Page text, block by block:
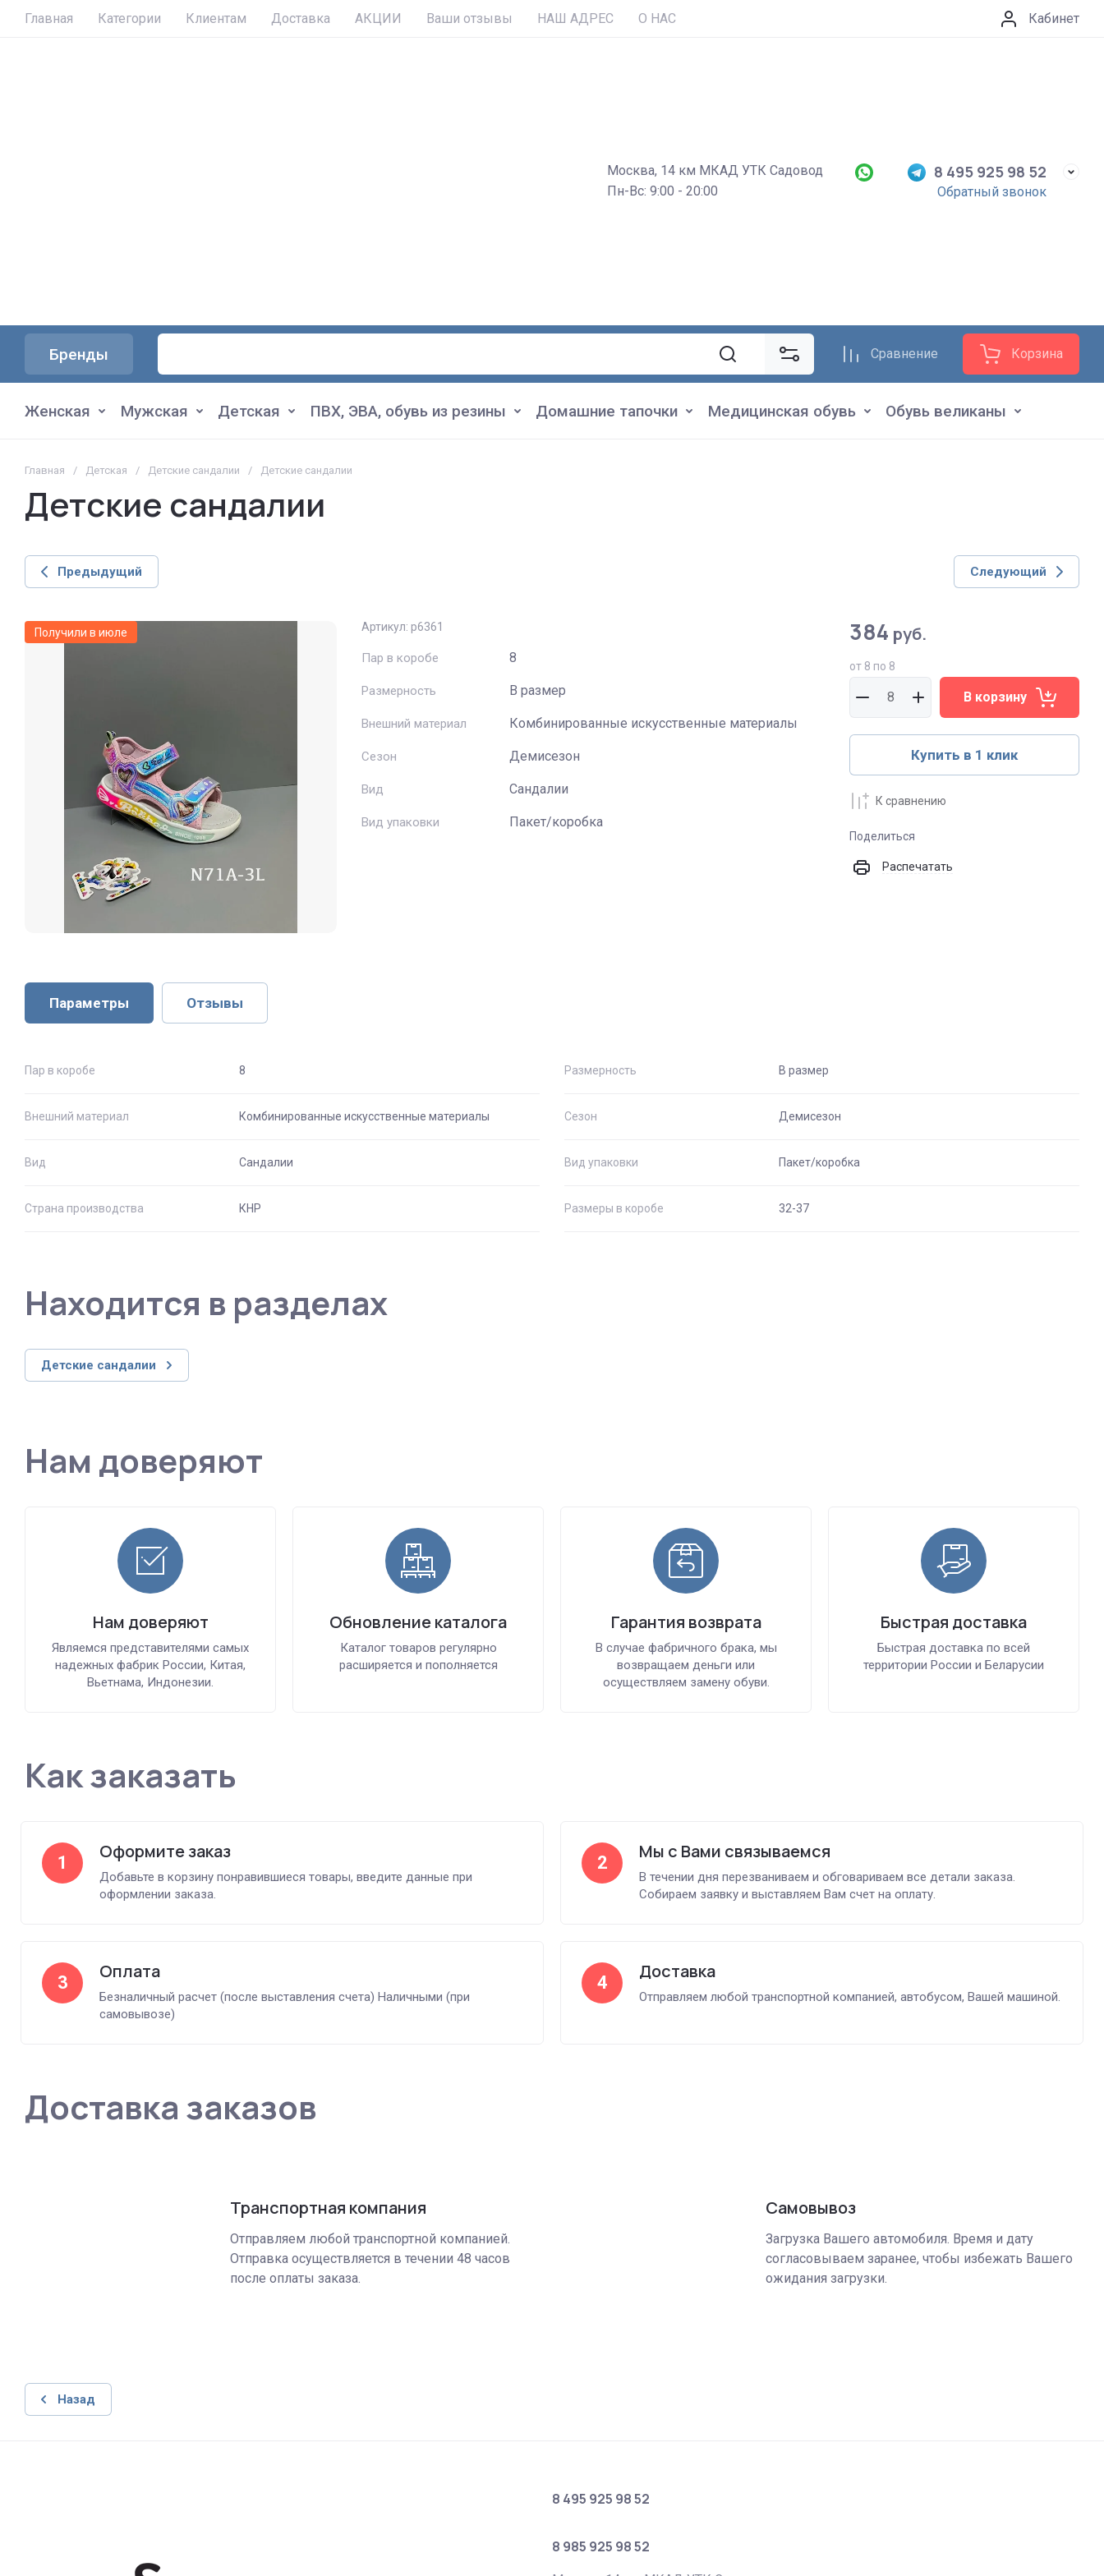
Главная Категории Клиентам Доставка АКЦИИ Ваши отзывы НАШ АДРЕС О НАС Кабинет
Москва, 14 км МКАД УТК Садовод
Пн-Вс: 9:00 - 20:00
8 495 925 98 52
Обратный звонок
Бренды Сравнение Корзина
Женская Мужская Детская ПВХ, ЭВА, обувь из резины Домашние тапочки Медицинская обувь Обувь великаны
Главная / Детская / Детские сандалии / Детские сандалии
Детские сандалии
Предыдущий Следующий
Получили в июле Артикул: р6361
Пар в коробе 8
Размерность В размер
Внешний материал Комбинированные искусственные материалы
Сезон Демисезон
Вид Сандалии
Вид упаковки Пакет/коробка
384 руб.
от 8 по 8
В корзину
Купить в 1 клик
К сравнению
Поделиться
Распечатать
Параметры Отзывы
Пар в коробе 8 Размерность В размер
Внешний материал Комбинированные искусственные материалы Сезон Демисезон
Вид Сандалии Вид упаковки Пакет/коробка
Страна производства КНР Размеры в коробе 32-37
Находится в разделах
Детские сандалии
Нам доверяют
Нам доверяют
Являемся представителями самых
надежных фабрик России, Китая,
Вьетнама, Индонезии.
Обновление каталога
Каталог товаров регулярно
расширяется и пополняется
Гарантия возврата
В случае фабричного брака, мы
возвращаем деньги или
осуществляем замену обуви.
Быстрая доставка
Быстрая доставка по всей
территории России и Беларусии
Как заказать
1
Оформите заказ
Добавьте в корзину понравившиеся товары, введите данные при
оформлении заказа.
2
Мы с Вами связываемся
В течении дня перезваниваем и обговариваем все детали заказа.
Собираем заявку и выставляем Вам счет на оплату.
3
Оплата
Безналичный расчет (после выставления счета) Наличными (при
самовывозе)
4
Доставка
Отправляем любой транспортной компанией, автобусом, Вашей машиной.
Доставка заказов
Транспортная компания
Отправляем любой транспортной компанией.
Отправка осуществляется в течении 48 часов
после оплаты заказа.
Самовывоз
Загрузка Вашего автомобиля. Время и дату
согласовываем заранее, чтобы избежать Вашего
ожидания загрузки.
Назад
8 495 925 98 52
8 985 925 98 52